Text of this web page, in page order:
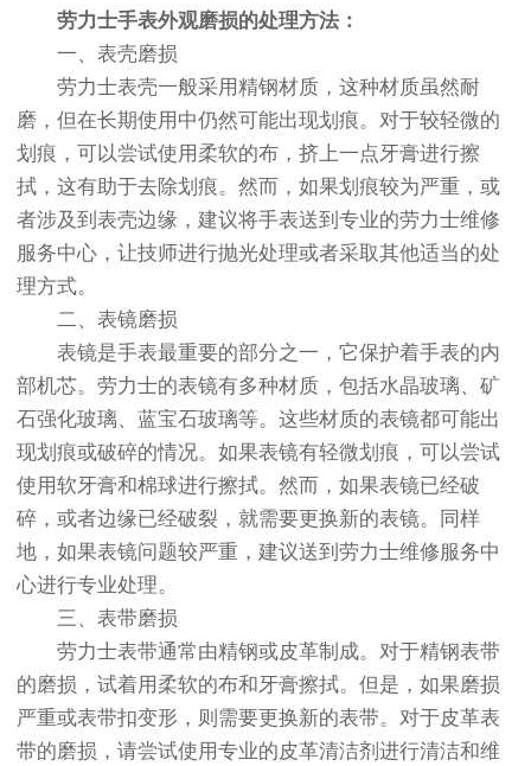
劳力士手表外观磨损的处理方法：
一、表壳磨损
劳力士表壳一般采用精钢材质，这种材质虽然耐
磨，但在长期使用中仍然可能出现划痕。对于较轻微的
划痕，可以尝试使用柔软的布，挤上一点牙膏进行擦
拭，这有助于去除划痕。然而，如果划痕较为严重，或
者涉及到表壳边缘，建议将手表送到专业的劳力士维修
服务中心，让技师进行抛光处理或者采取其他适当的处
理方式。
二、表镜磨损
表镜是手表最重要的部分之一，它保护着手表的内
部机芯。劳力士的表镜有多种材质，包括水晶玻璃、矿
石强化玻璃、蓝宝石玻璃等。这些材质的表镜都可能出
现划痕或破碎的情况。如果表镜有轻微划痕，可以尝试
使用软牙膏和棉球进行擦拭。然而，如果表镜已经破
碎，或者边缘已经破裂，就需要更换新的表镜。同样
地，如果表镜问题较严重，建议送到劳力士维修服务中
心进行专业处理。
三、表带磨损
劳力士表带通常由精钢或皮革制成。对于精钢表带
的磨损，试着用柔软的布和牙膏擦拭。但是，如果磨损
严重或表带扣变形，则需要更换新的表带。对于皮革表
带的磨损，请尝试使用专业的皮革清洁剂进行清洁和维